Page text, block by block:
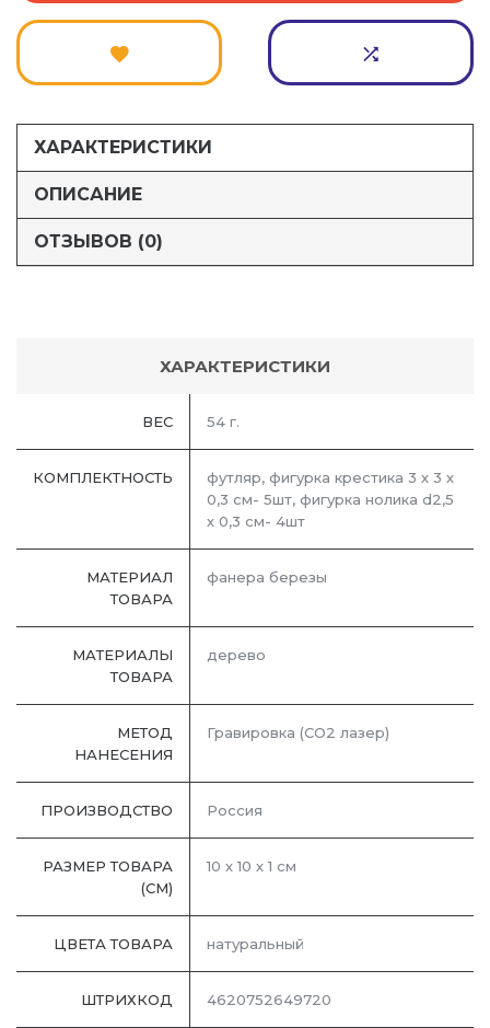
ХАРАКТЕРИСТИКИ
ОПИСАНИЕ
ОТЗЫВОВ (0)
ХАРАКТЕРИСТИКИ
ВЕС 54 г.
КОМПЛЕКТНОСТЬ
футляр, фигурка крестика 3 х 3 х
0,3 см- 5шт, фигурка нолика d2,5
х 0,3 см- 4шт
МАТЕРИАЛ
ТОВАРА
фанера березы
МАТЕРИАЛЫ
ТОВАРА
дерево
МЕТОД
НАНЕСЕНИЯ
Гравировка (CO2 лазер)
ПРОИЗВОДСТВО Россия
РАЗМЕР ТОВАРА
(СМ)
10 х 10 х 1 см
ЦВЕТА ТОВАРА натуральный
ШТРИХКОД 4620752649720